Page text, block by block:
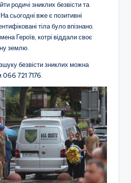
родичі зниклих безвісти та
сьогодні вже є позитивні
тіла було впізнано.
Героїв, котрі віддали своє
землю.
безвісти зниклих можна
066 721 7176.